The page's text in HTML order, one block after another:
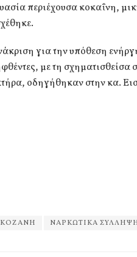
περιέχουσα κοκαΐνη,
για την υπόθεση
με τη
οδηγήθηκαν στην κα.
ΚΟΖΑΝΗ ΝΑΡΚΩΤΙΚΑ